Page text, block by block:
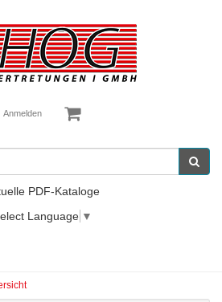
Anmelden
PDF-Kataloge
Language ▼